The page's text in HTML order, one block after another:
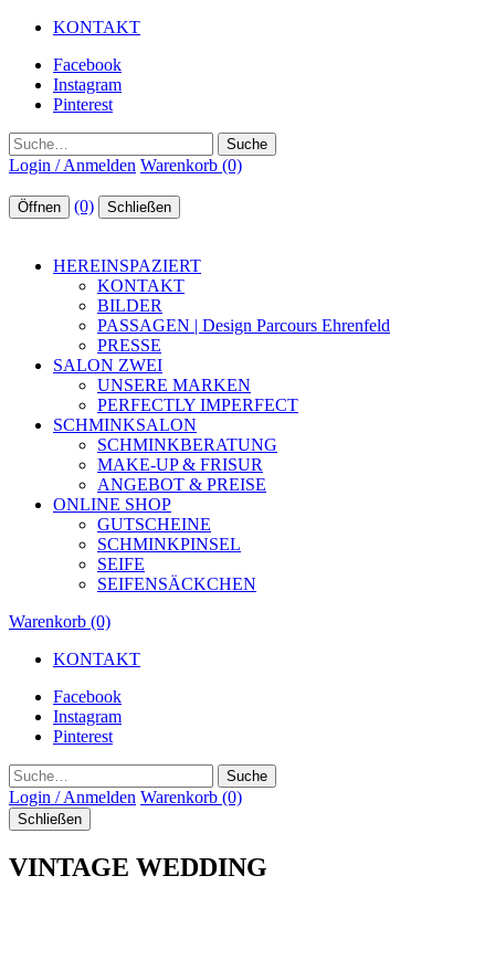
KONTAKT
Facebook
Instagram
Pinterest
Suche
Login / Anmelden Warenkorb (0)
Öffnen (0) Schließen
HEREINSPAZIERT
KONTAKT
BILDER
PASSAGEN | Design Parcours Ehrenfeld
PRESSE
SALON ZWEI
UNSERE MARKEN
PERFECTLY IMPERFECT
SCHMINKSALON
SCHMINKBERATUNG
MAKE-UP & FRISUR
ANGEBOT & PREISE
ONLINE SHOP
GUTSCHEINE
SCHMINKPINSEL
SEIFE
SEIFENSÄCKCHEN
Warenkorb (0)
KONTAKT
Facebook
Instagram
Pinterest
Suche
Login / Anmelden Warenkorb (0)
Schließen
VINTAGE WEDDING